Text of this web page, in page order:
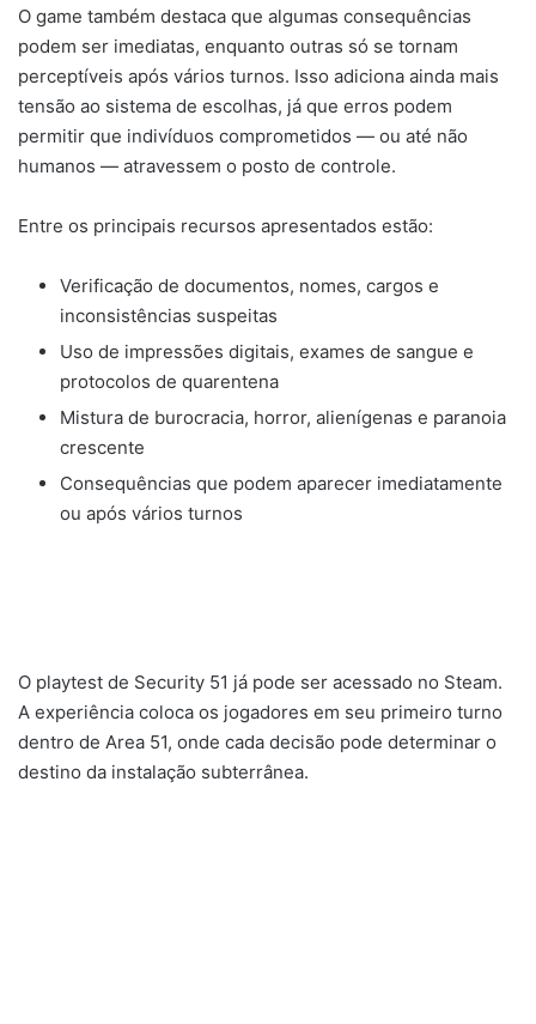
O game também destaca que algumas consequências
podem ser imediatas, enquanto outras só se tornam
perceptíveis após vários turnos. Isso adiciona ainda mais
tensão ao sistema de escolhas, já que erros podem
permitir que indivíduos comprometidos — ou até não
humanos — atravessem o posto de controle.
Entre os principais recursos apresentados estão:
Verificação de documentos, nomes, cargos e
inconsistências suspeitas
Uso de impressões digitais, exames de sangue e
protocolos de quarentena
Mistura de burocracia, horror, alienígenas e paranoia
crescente
Consequências que podem aparecer imediatamente
ou após vários turnos
O playtest de Security 51 já pode ser acessado no Steam.
A experiência coloca os jogadores em seu primeiro turno
dentro de Area 51, onde cada decisão pode determinar o
destino da instalação subterrânea.